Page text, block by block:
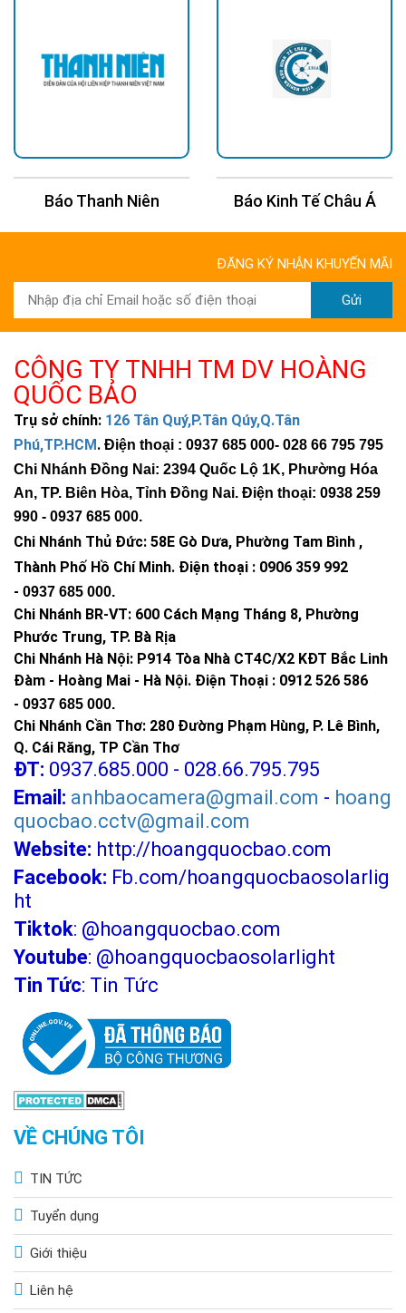
Báo Thanh Niên Báo Kinh Tế Châu Á
ĐĂNG KÝ NHẬN KHUYẾN MÃI
Gửi
CÔNG TY TNHH TM DV HOÀNG
QUỐC BẢO
Trụ sở chính: 126 Tân Quý,P.Tân Qúy,Q.Tân
Phú,TP.HCM . Điện thoại : 0937 685 000- 028 66 795 795
Chi Nhánh Đồng Nai: 2394 Quốc Lộ 1K, Phường Hóa
An, TP. Biên Hòa, Tỉnh Đồng Nai. Điện thoại: 0938 259
990 - 0937 685 000.
Chi Nhánh Thủ Đức: 58E Gò Dưa, Phường Tam Bình ,
Thành Phố Hồ Chí Minh. Điện thoại : 0906 359 992
- 0937 685 000.
Chi Nhánh BR-VT: 600 Cách Mạng Tháng 8, Phường
Phước Trung, TP. Bà Rịa
Chi Nhánh Hà Nội: P914 Tòa Nhà CT4C/X2 KĐT Bắc Linh
Đàm - Hoàng Mai - Hà Nội. Điện Thoại : 0912 526 586
- 0937 685 000.
Chi Nhánh Cần Thơ: 280 Đường Phạm Hùng, P. Lê Bình,
Q. Cái Răng, TP Cần Thơ
ĐT: 0937.685.000 - 028.66.795.795
Email: anhbaocamera@gmail.com - hoang
quocbao.cctv@gmail.com
Website: http://hoangquocbao.com
Facebook: Fb.com/hoangquocbaosolarlig
ht
Tiktok: @hoangquocbao.com
Youtube: @hoangquocbaosolarlight
Tin Tức: Tin Tức
VỀ CHÚNG TÔI
TIN TỨC
Tuyển dụng
Giới thiệu
Liên hệ